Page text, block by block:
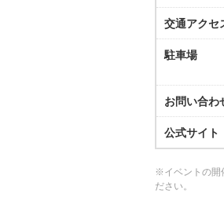
交通アクセ
駐車場
お問い合わ
公式サイト
※イベントの開
ださい。